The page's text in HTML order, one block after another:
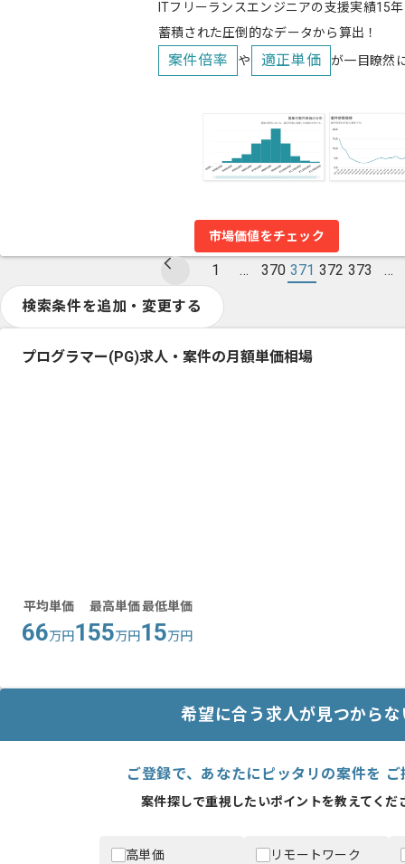
ITフリーランスエンジニアの支援実績15
蓄積された圧倒的なデータから算出！
案件倍率 や 適正単価 が一目瞭然
市場価値をチェック
1 … 370 371 372 373 …
検索条件を追加・変更する
プログラマー(PG)求人・案件の月額単価相場
平均単価
66万円
最高単価
155万円
最低単価
15万円
希望に合う求人が見つから
ご登録で、あなたにピッタリの案件を
案件探しで重視したいポイントを教えてくだ
高単価 リモートワーク